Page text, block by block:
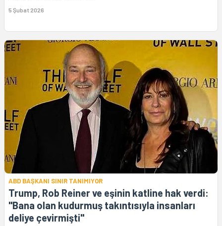
5 Şubat 2026
ABD BAŞKANI SINIR TANIMIYOR
Trump, Rob Reiner ve eşinin katline hak verdi:
"Bana olan kudurmuş takıntısıyla insanları
deliye çevirmişti"